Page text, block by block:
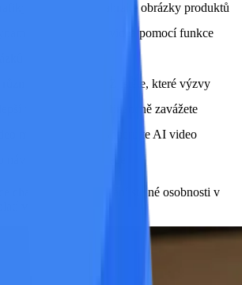
produktů
— Nahrajte obrázky produktů
prezentační videa pomocí funkce
na video
styly výzev
— Zjistěte, které výzvy
výsledky, než se finančně zavážete
moodboardy
— Generujte AI video
nebo prezentace
charakteru – zachování stejné osobnosti v
volná tolerance: